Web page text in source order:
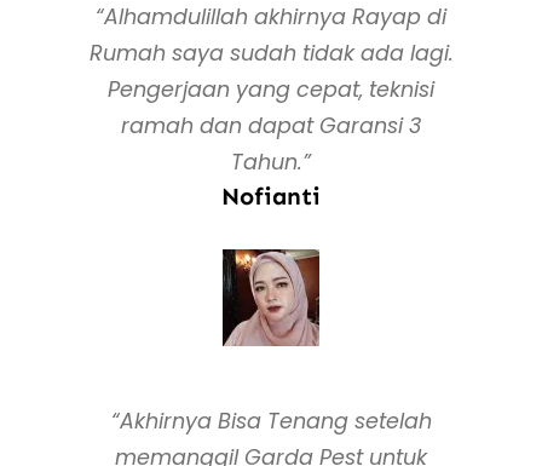
“Alhamdulillah akhirnya Rayap di
Rumah saya sudah tidak ada lagi.
Pengerjaan yang cepat, teknisi
ramah dan dapat Garansi 3
Tahun.”
Nofianti
“Akhirnya Bisa Tenang setelah
memanggil Garda Pest untuk